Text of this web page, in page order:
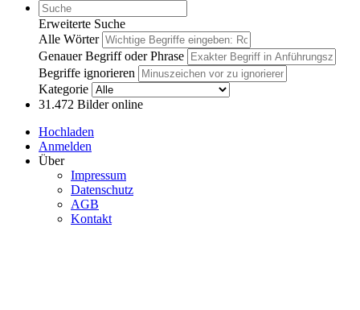
Erweiterte Suche
Alle Wörter
Genauer Begriff oder Phrase
Begriffe ignorieren
Kategorie
31.472 Bilder online
Hochladen
Anmelden
Über
Impressum
Datenschutz
AGB
Kontakt